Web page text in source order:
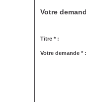
Votre
Titre * :
Votre demande * :